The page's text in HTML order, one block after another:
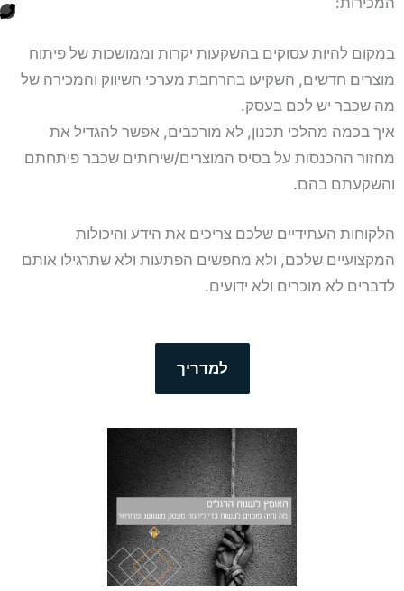
במקום להיות עסוקים בהשקעות יקרות וממושכות של פיתוח
מוצרים חדשים, השקיעו בהרחבת מערכי השיווק והמכירה של
מה שכבר יש לכם בעסק.
איך בכמה מהלכי תכנון, לא מורכבים, אפשר להגדיל את
מחזור ההכנסות על בסיס המוצרים/שירותים שכבר פיתחתם
והשקעתם בהם.
הלקוחות העתידיים שלכם צריכים את הידע והיכולות
המקצועיים שלכם, ולא מחפשים הפתעות ולא שתרגילו אותם
לדברים לא מוכרים ולא ידועים.
למדריך